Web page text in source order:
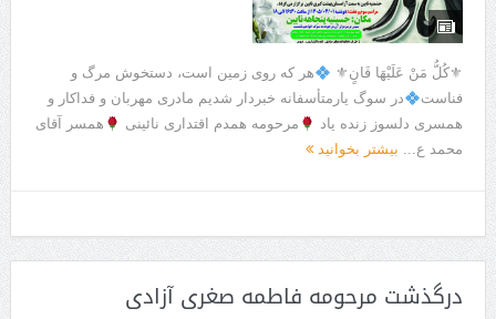
⚜كُلُّ مَنْ عَلَيْهَا فَانٍ⚜
هر که روی زمین است، دستخوش مرگ و
فناست
در سوگ یارمتأسفانه خبردار شدیم مادری مهربان و فداکار و
همسری دلسوز زنده یاد
مرحومه همدم اقتداری نائینی
همسر آقای
محمد ع... بیشتر بخوانید
درگذشت مرحومه فاطمه صغری آزادی